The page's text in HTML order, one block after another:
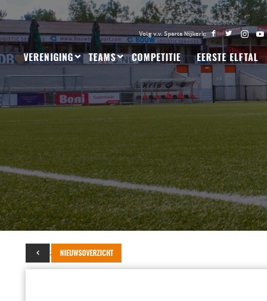
VERENIGING TEAMS COMPETITIE EERSTE ELFTAL
NIEUWSOVERZICHT
21 juni 2020